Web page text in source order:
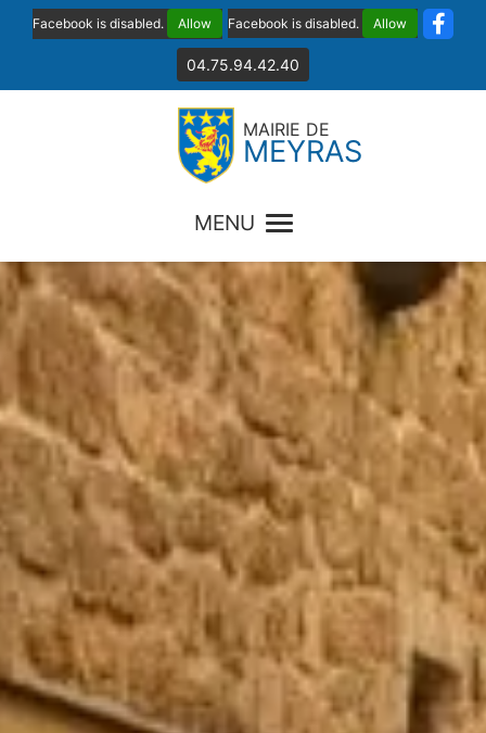
Facebook is disabled. Allow Facebook is disabled. Allow
04.75.94.42.40
MAIRIE DE
MEYRAS
MENU